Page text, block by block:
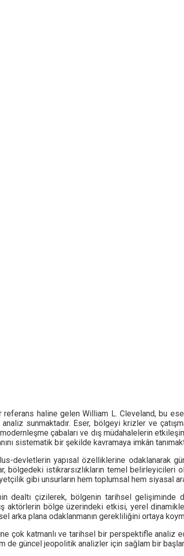
referans haline gelen William L. Cleveland, bu
sunmaktadır. Eser, bölgeyi krizler ve
çabaları ve dış müdahalelerin
sistematik bir şekilde kavramaya imkân
devletlerin yapısal özelliklerine odaklanarak
bölgedeki istikrarsızlıkların temel
gibi unsurların hem toplumsal hem siyasal
dealtı çizilerek, bölgenin tarihsel gelişiminde
aktörlerin bölge üzerindeki etkisi, yerel
arka plana odaklanmanın gerekliliğini ortaya
çok katmanlı ve tarihsel bir perspektifle
güncel jeopolitik analizler için sağlam bir